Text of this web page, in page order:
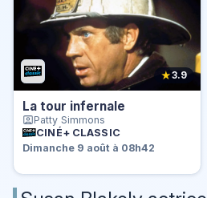
★3.9
La tour infernale
Patty Simmons
CINÉ+ CLASSIC
Dimanche 9 août à 08h42